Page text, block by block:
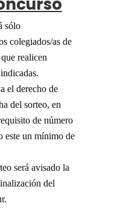
sólo
colegiados/as de
realicen
el derecho de
del sorteo, en
de número
este un mínimo de
será avisado la
del